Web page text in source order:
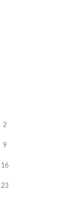
2
9
16
23